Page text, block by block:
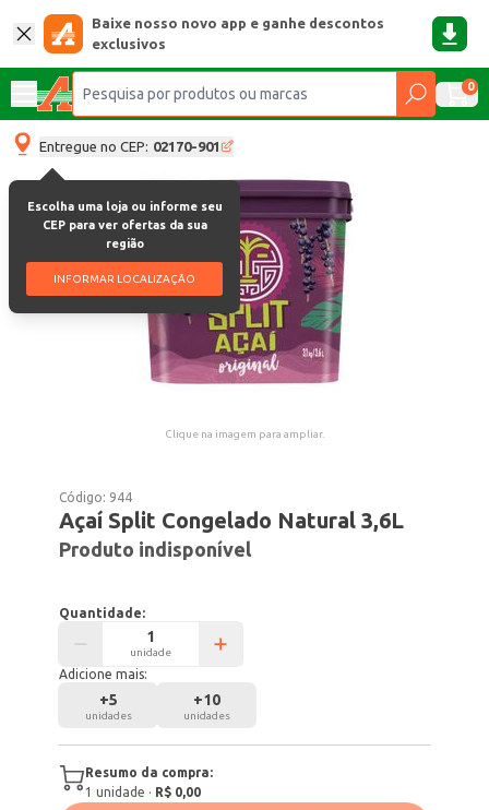
Baixe nosso novo app e ganhe descontos
exclusivos
0
Entregue no CEP: 02170-901
Escolha uma loja ou informe seu
CEP para ver ofertas da sua
região
INFORMAR LOCALIZAÇÃO
Clique na imagem para ampliar.
Código: 944
Açaí Split Congelado Natural 3,6L
Produto indisponível
Quantidade:
unidade
Adicione mais:
+5
unidades
+10
unidades
Resumo da compra:
1 unidade · R$ 0,00